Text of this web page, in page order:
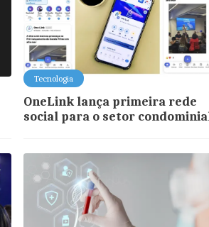
Tecnologia
OneLink lança primeira rede
social para o setor